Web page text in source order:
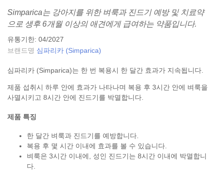
Simparica는 강아지를 위한 벼룩과 진드기 예방 및 치료약
으로 생후 6개월 이상의 애견에게 급여하는 약품입니다.
유통기한: 04/2027
브랜드명 심파리카 (Simparica)
심파리카 (Simparica)는 한 번 복용시 한 달간 효과가 지속됩니다.
제품 섭취시 하루 안에 효과가 나타나며 복용 후 3시간 안에 벼룩을
사멸시키고 8시간 안에 진드기를 박멸합니다.
제품 특징
한 달간 벼룩과 진드기를 예방합니다.
복용 후 몇 시간 이내에 효과를 볼 수 있습니다.
벼룩은 3시간 이내에, 성인 진드기는 8시간 이내에 박멸합니
다.